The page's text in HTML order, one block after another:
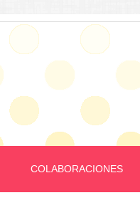
COLABORACIONES